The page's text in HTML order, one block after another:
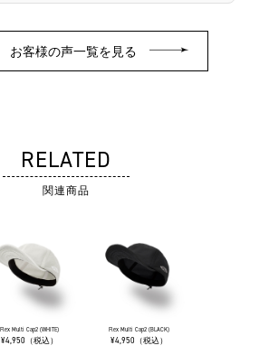
RELATED
関連商品
Flex Multi Cap2 (WHITE)
¥4,950（税込）
Flex Multi Cap2 (BLACK)
¥4,950（税込）